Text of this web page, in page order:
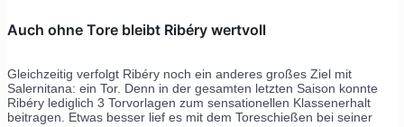
Auch ohne Tore bleibt Ribéry wertvoll
Gleichzeitig verfolgt Ribéry noch ein anderes großes Ziel mit
Salernitana: ein Tor. Denn in der gesamten letzten Saison konnte
Ribéry lediglich 3 Torvorlagen zum sensationellen Klassenerhalt
beitragen. Etwas besser lief es mit dem Toreschießen bei seiner